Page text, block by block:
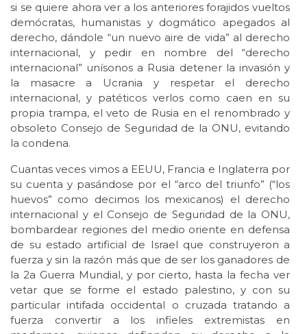
si se quiere ahora ver a los anteriores forajidos vueltos
demócratas, humanistas y dogmático apegados al
derecho, dándole “un nuevo aire de vida” al derecho
internacional, y pedir en nombre del “derecho
internacional” unísonos a Rusia detener la invasión y
la masacre a Ucrania y respetar el derecho
internacional, y patéticos verlos como caen en su
propia trampa, el veto de Rusia en el renombrado y
obsoleto Consejo de Seguridad de la ONU, evitando
la condena.
Cuantas veces vimos a EEUU, Francia e Inglaterra por
su cuenta y pasándose por el “arco del triunfo” (“los
huevos” como decimos los mexicanos) el derecho
internacional y el Consejo de Seguridad de la ONU,
bombardear regiones del medio oriente en defensa
de su estado artificial de Israel que construyeron a
fuerza y sin la razón más que de ser los ganadores de
la 2a Guerra Mundial, y por cierto, hasta la fecha ver
vetar que se forme el estado palestino, y con su
particular intifada occidental o cruzada tratando a
fuerza convertir a los infieles extremistas en